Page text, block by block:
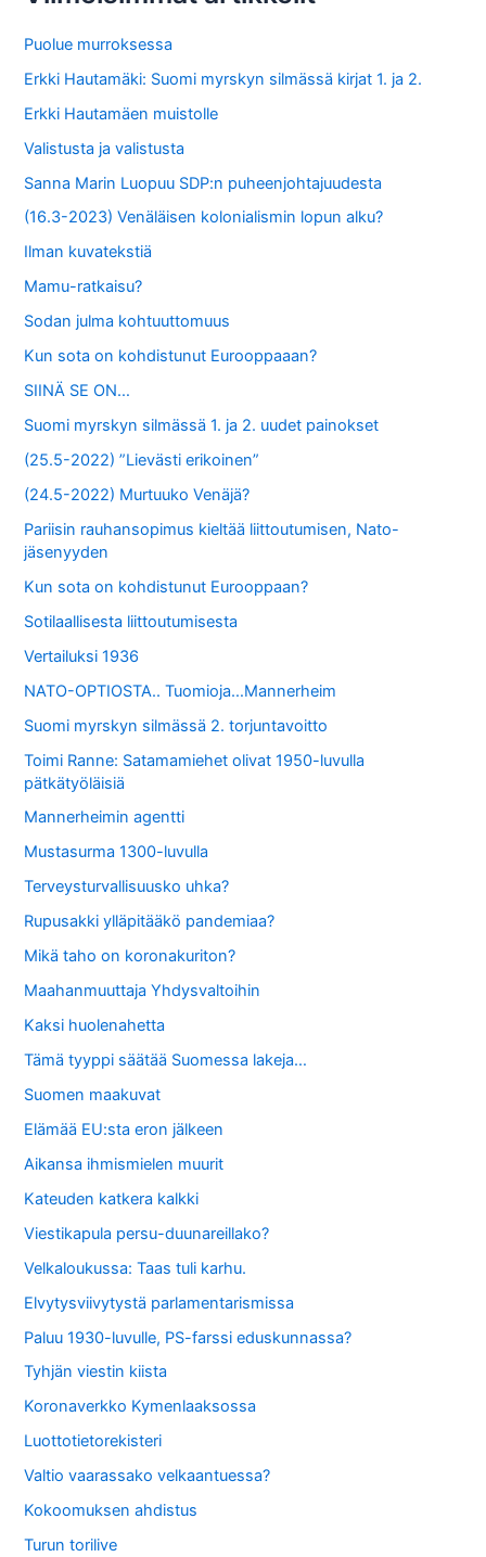
r
:
Puolue murroksessa
Erkki Hautamäki: Suomi myrskyn silmässä kirjat 1. ja 2.
Erkki Hautamäen muistolle
Valistusta ja valistusta
Sanna Marin Luopuu SDP:n puheenjohtajuudesta
(16.3-2023) Venäläisen kolonialismin lopun alku?
Ilman kuvatekstiä
Mamu-ratkaisu?
Sodan julma kohtuuttomuus
Kun sota on kohdistunut Eurooppaaan?
SIINÄ SE ON…
Suomi myrskyn silmässä 1. ja 2. uudet painokset
(25.5-2022) ”Lievästi erikoinen”
(24.5-2022) Murtuuko Venäjä?
Pariisin rauhansopimus kieltää liittoutumisen, Nato-
jäsenyyden
Kun sota on kohdistunut Eurooppaan?
Sotilaallisesta liittoutumisesta
Vertailuksi 1936
NATO-OPTIOSTA.. Tuomioja…Mannerheim
Suomi myrskyn silmässä 2. torjuntavoitto
Toimi Ranne: Satamamiehet olivat 1950-luvulla
pätkätyöläisiä
Mannerheimin agentti
Mustasurma 1300-luvulla
Terveysturvallisuusko uhka?
Rupusakki ylläpitääkö pandemiaa?
Mikä taho on koronakuriton?
Maahanmuuttaja Yhdysvaltoihin
Kaksi huolenahetta
Tämä tyyppi säätää Suomessa lakeja…
Suomen maakuvat
Elämää EU:sta eron jälkeen
Aikansa ihmismielen muurit
Kateuden katkera kalkki
Viestikapula persu-duunareillako?
Velkaloukussa: Taas tuli karhu.
Elvytysviivytystä parlamentarismissa
Paluu 1930-luvulle, PS-farssi eduskunnassa?
Tyhjän viestin kiista
Koronaverkko Kymenlaaksossa
Luottotietorekisteri
Valtio vaarassako velkaantuessa?
Kokoomuksen ahdistus
Turun torilive